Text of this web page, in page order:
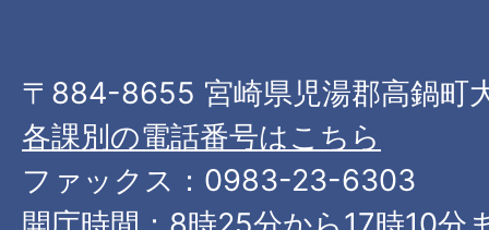
〒884-8655 宮崎県児湯郡高鍋町
各課別の電話番号はこちら
ファックス：0983-23-6303